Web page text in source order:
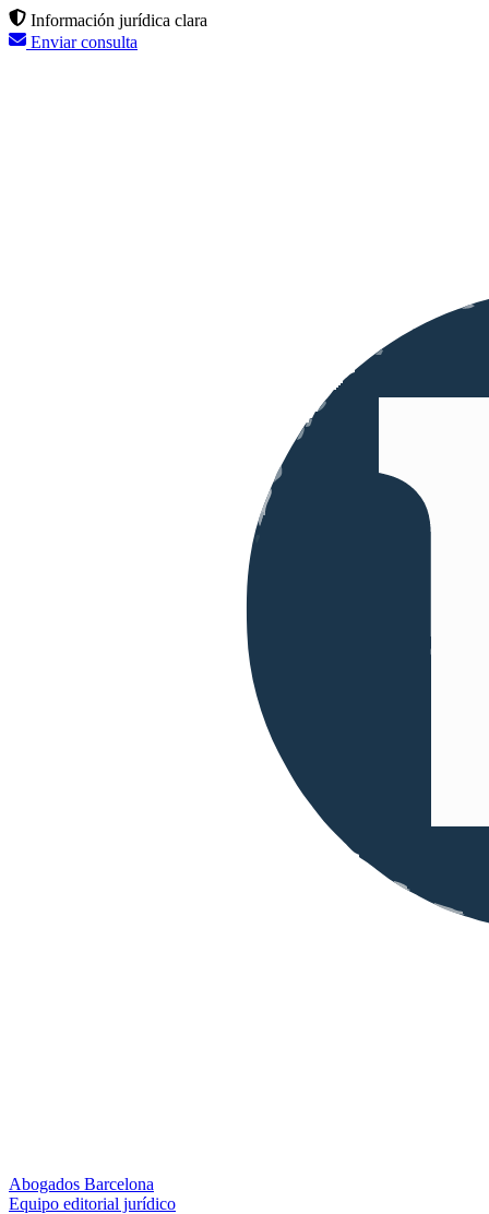
Información jurídica clara
Enviar consulta
Abogados Barcelona
Equipo editorial jurídico